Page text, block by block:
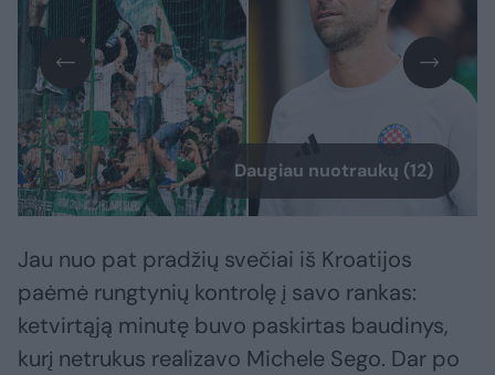
Daugiau nuotraukų (12)
Jau nuo pat pradžių svečiai iš Kroatijos
paėmė rungtynių kontrolę į savo rankas:
ketvirtąją minutę buvo paskirtas baudinys,
kurį netrukus realizavo Michele Sego. Dar po